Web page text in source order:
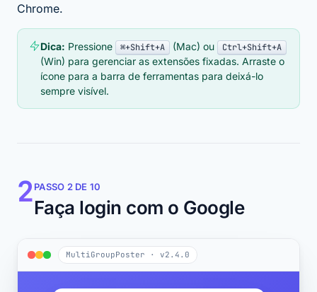
Chrome.
Dica: Pressione ⌘+Shift+A (Mac) ou Ctrl+Shift+A
(Win) para gerenciar as extensões fixadas. Arraste o
ícone para a barra de ferramentas para deixá-lo
sempre visível.
2PASSO 2 DE 10
Faça login com o Google
MultiGroupPoster · v2.4.0